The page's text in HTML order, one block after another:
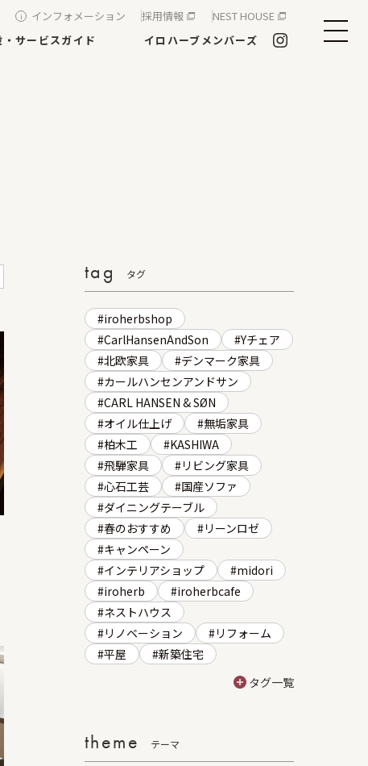
インフォメーション 採用情報
NEST HOUSE
・サービスガイド イロハーブメンバーズ
tag タグ
iroherbshop
CarlHansenAndSon
Yチェア
北欧家具
デンマーク家具
カールハンセンアンドサン
CARL HANSEN & SØN
オイル仕上げ
無垢家具
柏木工
KASHIWA
飛騨家具
リビング家具
心石工芸
国産ソファ
ダイニングテーブル
春のおすすめ
リーンロゼ
キャンペーン
インテリアショップ
midori
iroherb
iroherbcafe
ネストハウス
リノベーション
リフォーム
平屋
新築住宅
タグ一覧
theme テーマ